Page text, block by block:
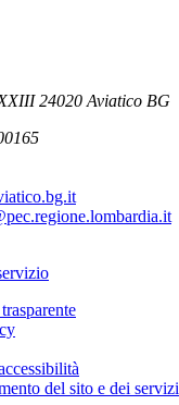
24020 Aviatico BG
del sito e dei servizi